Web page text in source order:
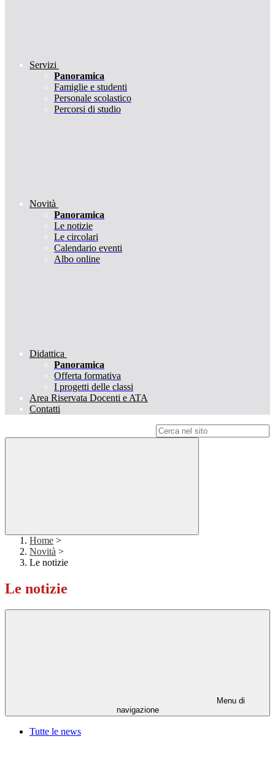
Servizi
Panoramica
Famiglie e studenti
Personale scolastico
Percorsi di studio
Novità
Panoramica
Le notizie
Le circolari
Calendario eventi
Albo online
Didattica
Panoramica
Offerta formativa
I progetti delle classi
Area Riservata Docenti e ATA
Contatti
Home >
Novità >
Le notizie
Le notizie
Menu di
navigazione
Tutte le news